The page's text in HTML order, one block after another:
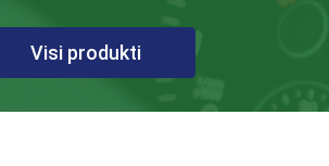
Visi produkti